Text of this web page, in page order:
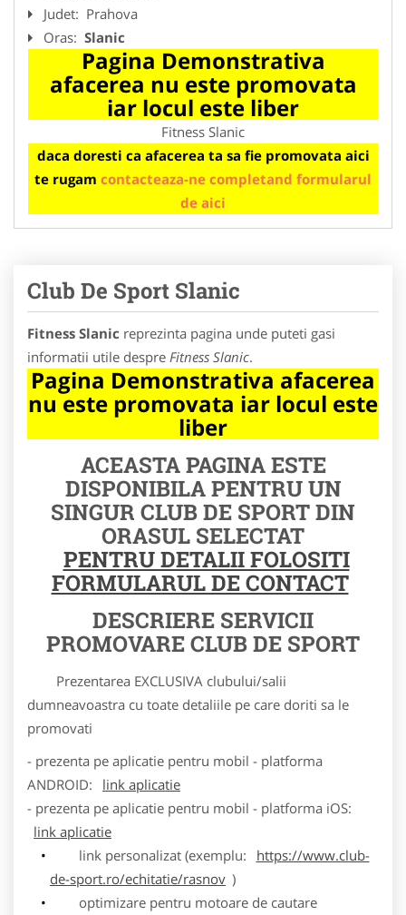
Judet: Prahova
Oras: Slanic
Pagina Demonstrativa
afacerea nu este promovata
iar locul este liber
Fitness Slanic
daca doresti ca afacerea ta sa fie promovata aici
te rugam contacteaza-ne completand formularul
de aici
Club De Sport Slanic
Fitness Slanic reprezinta pagina unde puteti gasi
informatii utile despre Fitness Slanic.
Pagina Demonstrativa afacerea
nu este promovata iar locul este
liber
ACEASTA PAGINA ESTE
DISPONIBILA PENTRU UN
SINGUR CLUB DE SPORT DIN
ORASUL SELECTAT
PENTRU DETALII FOLOSITI
FORMULARUL DE CONTACT
DESCRIERE SERVICII
PROMOVARE CLUB DE SPORT
Prezentarea EXCLUSIVA clubului/salii
dumneavoastra cu toate detaliile pe care doriti sa le
promovati
- prezenta pe aplicatie pentru mobil - platforma
ANDROID:
link aplicatie
- prezenta pe aplicatie pentru mobil - platforma iOS:
link aplicatie
link personalizat (exemplu:
https://www.club-
de-sport.ro/echitatie/rasnov )
optimizare pentru motoare de cautare